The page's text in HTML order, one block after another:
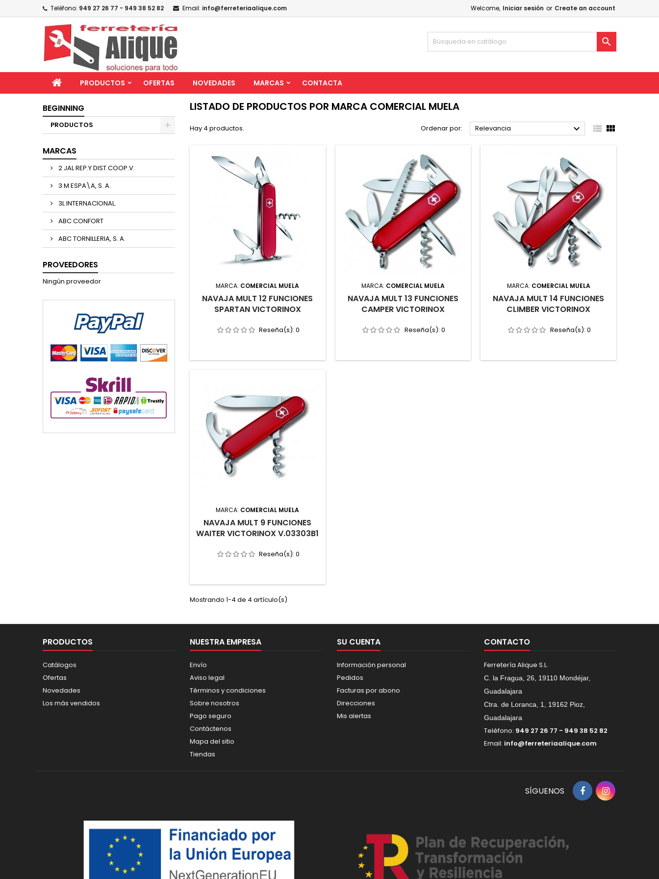
Teléfono: 949 27 26 77 - 949 38 52 82 Email: info@ferreteriaalique.com Welcome, Iniciar sesión or Create an account

PRODUCTOS OFERTAS NOVEDADES MARCAS CONTACTA
BEGINNING
PRODUCTOS
MARCAS
2 JAL REP.Y DIST.COOP.V.
3 M ESPA\A, S. A.
3L INTERNACIONAL.
ABC CONFORT
ABC TORNILLERIA, S. A.
PROVEEDORES
Ningún proveedor
LISTADO DE PRODUCTOS POR MARCA COMERCIAL MUELA
Hay 4 productos. Ordenar por: Relevancia   
MARCA: COMERCIAL MUELA
NAVAJA MULT 12 FUNCIONES
SPARTAN VICTORINOX
Reseña(s):0
MARCA: COMERCIAL MUELA
NAVAJA MULT 13 FUNCIONES
CAMPER VICTORINOX
Reseña(s): 0
MARCA: COMERCIAL MUELA
NAVAJA MULT 14 FUNCIONES
CLIMBER VICTORINOX
Reseña(s): 0
MARCA: COMERCIAL MUELA
NAVAJA MULT 9 FUNCIONES
WAITER VICTORINOX V.03303B1
Reseña(s):0
Mostrando 1-4 de 4 artículo(s)
PRODUCTOS
Catálogos
Ofertas
Novedades
Los más vendidos
NUESTRA EMPRESA
Envío
Aviso legal
Términos y condiciones
Sobre nosotros
Pago seguro
Contáctenos
Mapa del sitio
Tiendas
SU CUENTA
Información personal
Pedidos
Facturas por abono
Direcciones
Mis alertas
CONTACTO
Ferretería Alique S.L.
C. la Fragua, 26, 19110 Mondéjar,
Guadalajara
Ctra. de Loranca, 1, 19162 Pioz,
Guadalajara
Teléfono: 949 27 26 77 - 949 38 52 82
Email: info@ferreteriaalique.com
SÍGUENOS